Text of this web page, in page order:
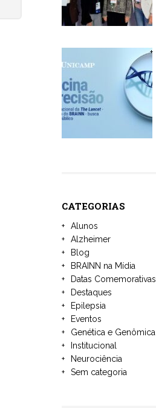
CATEGORIAS
Alunos
Alzheimer
Blog
BRAINN na Mídia
Datas Comemorativas
Destaques
Epilepsia
Eventos
Genética e Genômica
Institucional
Neurociência
Sem categoria